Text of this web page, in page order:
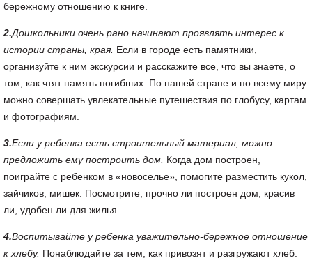
бережному отношению к книге.
2.Дошкольники очень рано начинают проявлять интерес к
истории страны, края. Если в городе есть памятники,
организуйте к ним экскурсии и расскажите все, что вы знаете, о
том, как чтят память погибших. По нашей стране и по всему миру
можно совершать увлекательные путешествия по глобусу, картам
и фотографиям.
3.Если у ребенка есть строительный материал, можно
предложить ему построить дом. Когда дом построен,
поиграйте с ребенком в «новоселье», помогите разместить кукол,
зайчиков, мишек. Посмотрите, прочно ли построен дом, красив
ли, удобен ли для жилья.
4.Воспитывайте у ребенка уважительно-бережное отношение
к хлебу. Понаблюдайте за тем, как привозят и разгружают хлеб.